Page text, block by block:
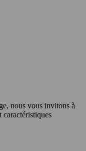
nous vous invitons à
caractéristiques